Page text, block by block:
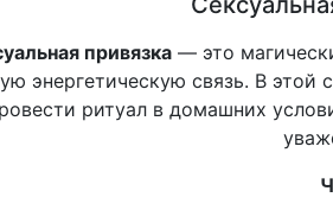
привязка— это
энергетическую связь. В этой
ритуал в домашних